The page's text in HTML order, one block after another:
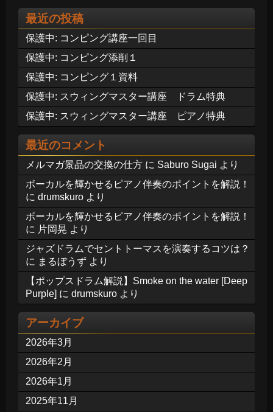
最近の投稿
保護中: コンピング講座一回目
保護中: コンピング添削１
保護中: コンピング１資料
保護中: スウィングマスター講座 ドラム特典
保護中: スウィングマスター講座 ピアノ特典
最近のコメント
メルマガ景品の交換の仕方 に Saburo Sugai より
ボーカルを輝かせるピアノ伴奏のポイントを解説！
に drumskuro より
ボーカルを輝かせるピアノ伴奏のポイントを解説！
に 片岡晃 より
ジャズドラムでセントトーマスを演奏するコツは？
に まるぼうず より
【ポップスドラム解説】Smoke on the water [Deep
Purple] に drumskuro より
アーカイブ
2026年3月
2026年2月
2026年1月
2025年11月